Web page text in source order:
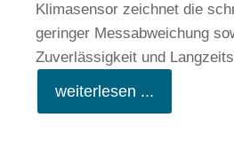
Klimasensor zeichnet die
geringer Messabweichung
Zuverlässigkeit und
weiterlesen ...